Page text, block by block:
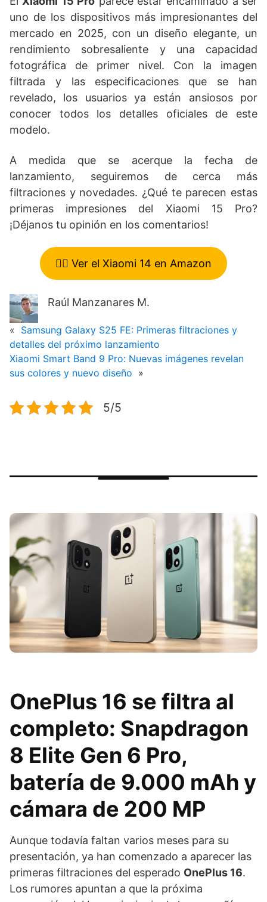
uno de los dispositivos más impresionantes del
mercado en 2025, con un diseño elegante, un
rendimiento sobresaliente y una capacidad
fotográfica de primer nivel. Con la imagen
filtrada y las especificaciones que se han
revelado, los usuarios ya están ansiosos por
conocer todos los detalles oficiales de este
modelo.
A medida que se acerque la fecha de
lanzamiento, seguiremos de cerca más
filtraciones y novedades. ¿Qué te parecen estas
primeras impresiones del Xiaomi 15 Pro?
¡Déjanos tu opinión en los comentarios!
👉🏼 Ver el Xiaomi 14 en Amazon
Raúl Manzanares M.
« Samsung Galaxy S25 FE: Primeras filtraciones y
detalles del próximo lanzamiento
Xiaomi Smart Band 9 Pro: Nuevas imágenes revelan
sus colores y nuevo diseño »
5/5
OnePlus 16 se filtra al
completo: Snapdragon
8 Elite Gen 6 Pro,
batería de 9.000 mAh y
cámara de 200 MP
Aunque todavía faltan varios meses para su
presentación, ya han comenzado a aparecer las
primeras filtraciones del esperado OnePlus 16.
Los rumores apuntan a que la próxima